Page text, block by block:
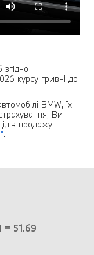
курсу гривні до
BMW, їх
Ви
продажу
.
= 51.69